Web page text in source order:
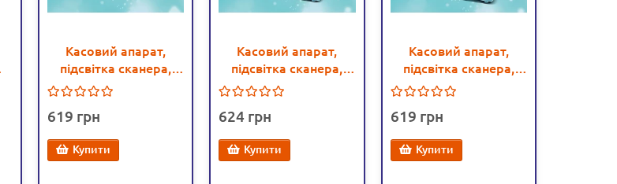
Касовий апарат,
підсвітка сканера,
озвучення англ.
(CF 8528)
619
Купити
Касовий апарат,
підсвітка сканера,
озвучення англ.
(CF 8526)
624
Купити
Касовий апарат,
підсвітка сканера,
озвучення англ.
(CF 8525)
619
Купити